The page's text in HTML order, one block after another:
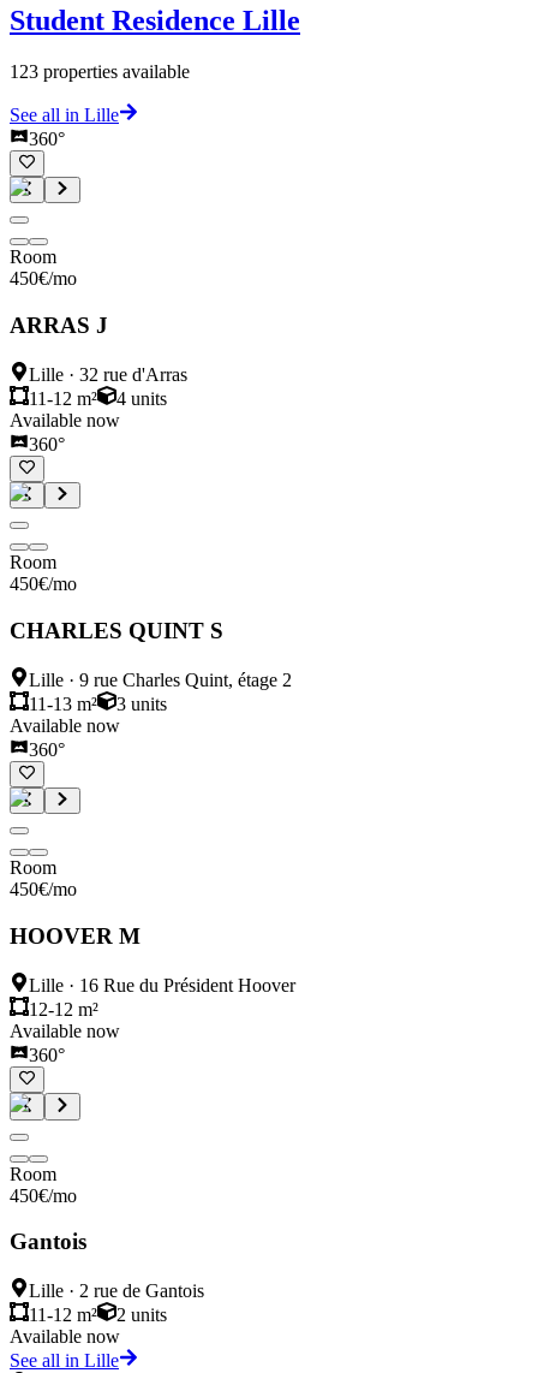
Student Residence Lille
123 properties available
See all in Lille
360°
Room
450€/mo
ARRAS J
Lille · 32 rue d'Arras
11-12 m²
4 units
Available now
360°
Room
450€/mo
CHARLES QUINT S
Lille · 9 rue Charles Quint, étage 2
11-13 m²
3 units
Available now
360°
Room
450€/mo
HOOVER M
Lille · 16 Rue du Président Hoover
12-12 m²
Available now
360°
Room
450€/mo
Gantois
Lille · 2 rue de Gantois
11-12 m²
2 units
Available now
See all in Lille